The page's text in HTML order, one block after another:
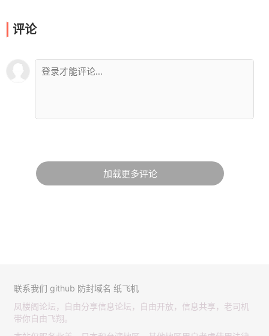
评论
加载更多评论
联系我们 github 防封域名 纸飞机
凤楼阁论坛，自由分享信息论坛，自由开放，信息共享，老司机
带你自由飞翔。